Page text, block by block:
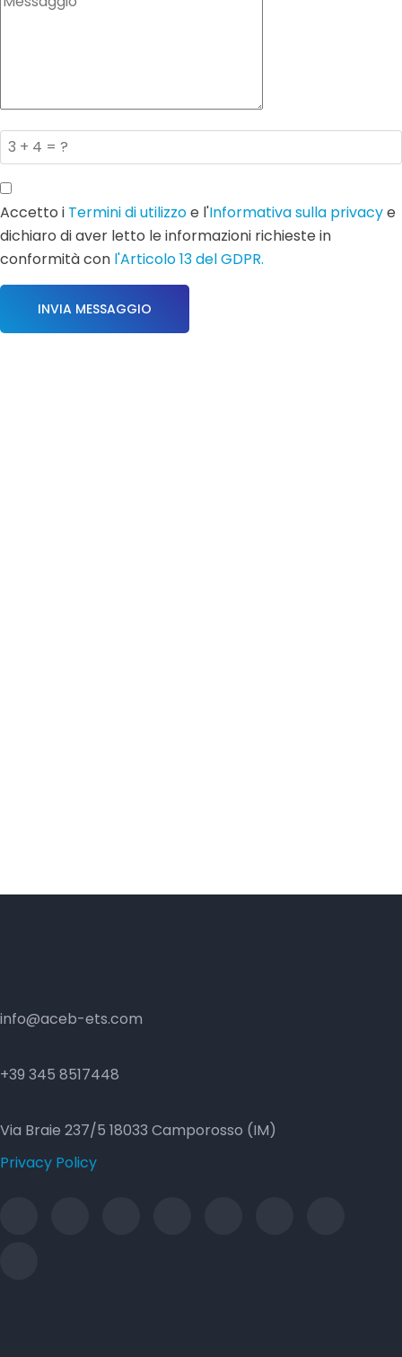
Accetto i Termini di utilizzoe l'Informativa sulla privacye
dichiaro di aver letto le informazioni richieste in
conformità con l'Articolo 13 del GDPR.
INVIA MESSAGGIO
info@aceb-ets.com
+39 345 8517448
Via Braie 237/5 18033 Camporosso (IM)
Privacy Policy